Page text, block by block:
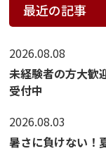
最近の記事
2026.08.08
未経験者の方大歓
受付中
2026.08.03
暑さに負けない！